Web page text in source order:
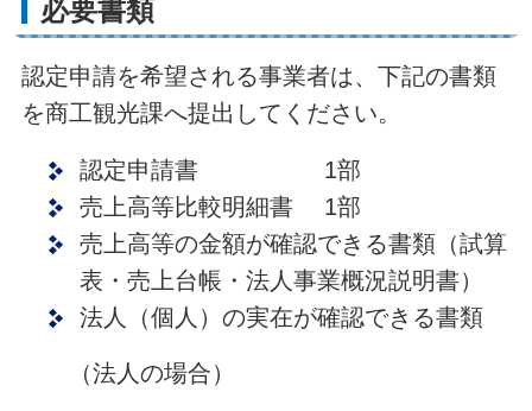
必要書類
認定申請を希望される事業者は、下記の書類
を商工観光課へ提出してください。
認定申請書 1部
売上高等比較明細書 1部
売上高等の金額が確認できる書類（試算
表・売上台帳・法人事業概況説明書）
法人（個人）の実在が確認できる書類
（法人の場合）